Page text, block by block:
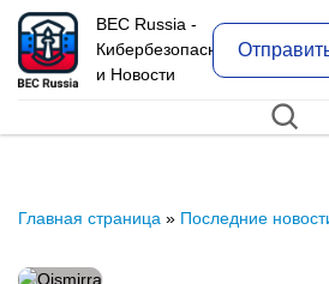
BEC Russia -
Кибербезопасность
и Новости
Главная страница » Последние